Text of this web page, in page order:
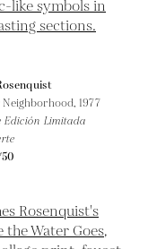
Neighborhood,1977
Edición Limitada